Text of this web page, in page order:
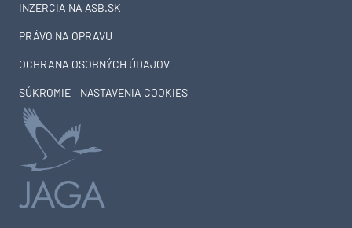
INZERCIA NA ASB.SK
PRÁVO NA OPRAVU
OCHRANA OSOBNÝCH ÚDAJOV
SÚKROMIE – NASTAVENIA COOKIES